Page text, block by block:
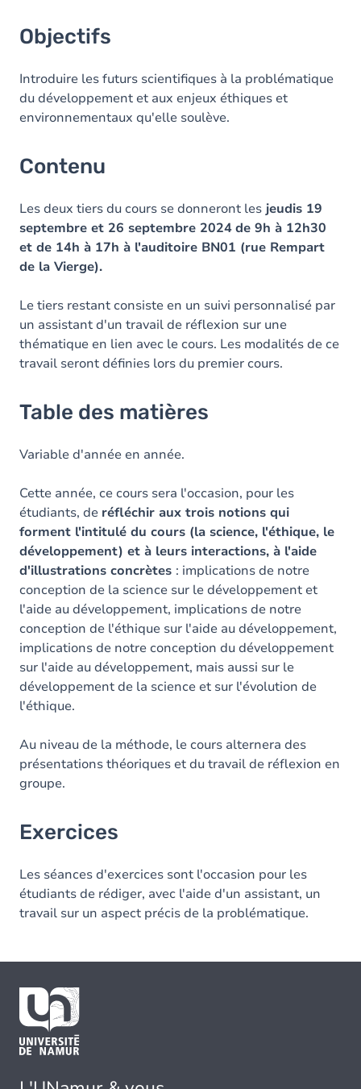
Contenu
Table des matières
Exercices
Objectifs
Introduire les futurs scientifiques à la problématique
du développement et aux enjeux éthiques et
environnementaux qu'elle soulève.
Contenu
Les deux tiers du cours se donneront les jeudis 19
septembre et 26 septembre 2024de 9h à 12h30
et de 14h à 17h à l'auditoire BN01 (rue Rempart
de la Vierge).
Le tiers restant consiste en un suivi personnalisé par
un assistant d'un travail de réflexion sur une
thématique en lien avec le cours. Les modalités de ce
travail seront définies lors du premier cours.
Table des matières
Variable d'année en année.
Cette année, ce cours sera l'occasion, pour les
étudiants, de réfléchir aux trois notions qui
forment l'intitulé du cours (la science, l'éthique, le
développement) et à leurs interactions, à l'aide
d'illustrations concrètes : implications de notre
conception de la science sur le développement et
l'aide au développement, implications de notre
conception de l'éthique sur l'aide au développement,
implications de notre conception du développement
sur l'aide au développement, mais aussi sur le
développement de la science et sur l'évolution de
l'éthique.
Au niveau de la méthode, le cours alternera des
présentations théoriques et du travail de réflexion en
groupe.
Exercices
Les séances d'exercices sont l'occasion pour les
étudiants de rédiger, avec l'aide d'un assistant, un
travail sur un aspect précis de la problématique.